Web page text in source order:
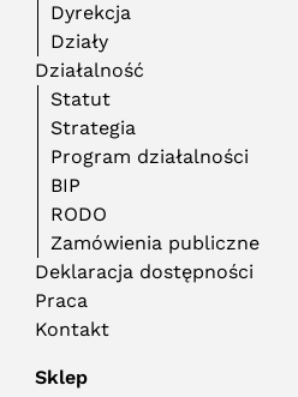
Dyrekcja
Działy
Działalność
Statut
Strategia
Program działalności
BIP
RODO
Zamówienia publiczne
Deklaracja dostępności
Praca
Kontakt
Sklep